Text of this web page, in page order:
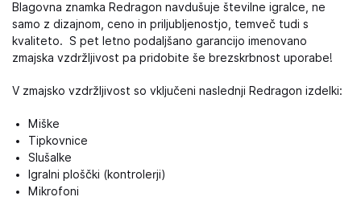
Blagovna znamka Redragon navdušuje številne igralce, ne
samo z dizajnom, ceno in priljubljenostjo, temveč tudi s
kvaliteto. S pet letno podaljšano garancijo imenovano
zmajska vzdržljivost pa pridobite še brezskrbnost uporabe!
V zmajsko vzdržljivost so vključeni naslednji Redragon izdelki:
Miške
Tipkovnice
Slušalke
Igralni ploščki (kontrolerji)
Mikrofoni